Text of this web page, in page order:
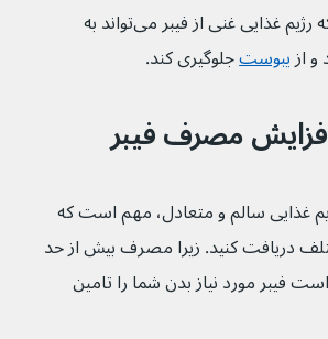
می‌دهد، در حالی که رژیم غذایی غنی از فیبر می‌تواند به
از یبوست جلوگیری کند.
مصرف فیبر
غذایی سالم و متعادل، مهم است که
دریافت کنید. زیرا مصرف بیش از حد
فیبر مورد نیاز بدن شما را تامین